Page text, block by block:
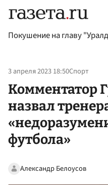
Покушение на главу
3 апреля 2023 18:50Спорт
Комментатор
назвал
футбола»
Александр Белоусов